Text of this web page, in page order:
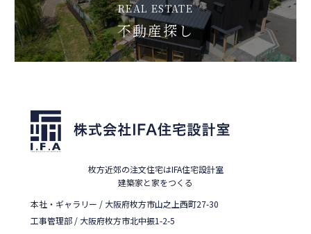
REAL ESTATE
不動産探し
枚方近郊の注文住宅はIFA住宅設計室
建築家と家をつくる
本社・ギャラリー / 大阪府枚方市山之上西町27-30
工事管理部 / 大阪府枚方市北中振1-2-5